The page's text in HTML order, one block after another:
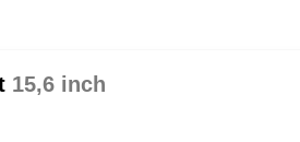
15,6 inch